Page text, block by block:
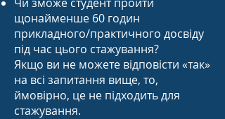
щонайменше 60 годин
прикладного/практичного досвіду
під час цього стажування?
Якщо ви не можете відповісти «так»
на всі запитання вище, то,
ймовірно, це не підходить для
стажування.